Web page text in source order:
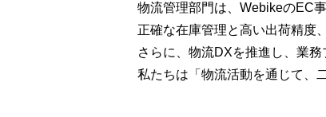
物流管理部門は、WebikeのEC
正確な在庫管理と高い出荷精度
さらに、物流DXを推進し、業
私たちは「物流活動を通じて、